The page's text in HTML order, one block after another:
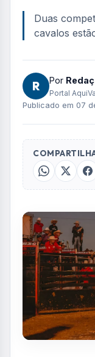
Duas
cavalos
R Por
Portal
Publicado em 07